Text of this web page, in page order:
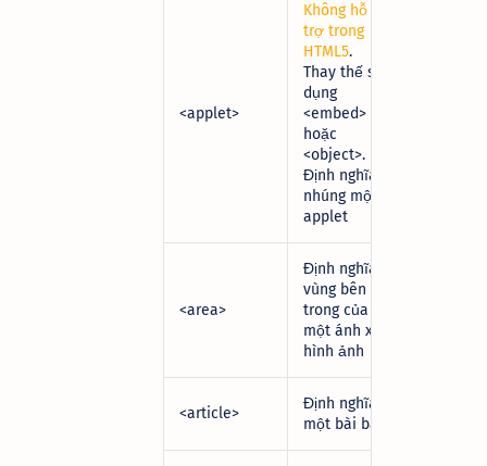
<applet>
Không hỗ
trợ trong
HTML5.
Thay thế sử
dụng
<embed>
hoặc
<object>.
Định nghĩa
nhúng một
applet
<area>
Định nghĩa
vùng bên
trong của
một ánh xạ
hình ảnh
<article>
Định nghĩa
một bài báo